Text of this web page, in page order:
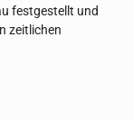
festgestellt und
zeitlichen